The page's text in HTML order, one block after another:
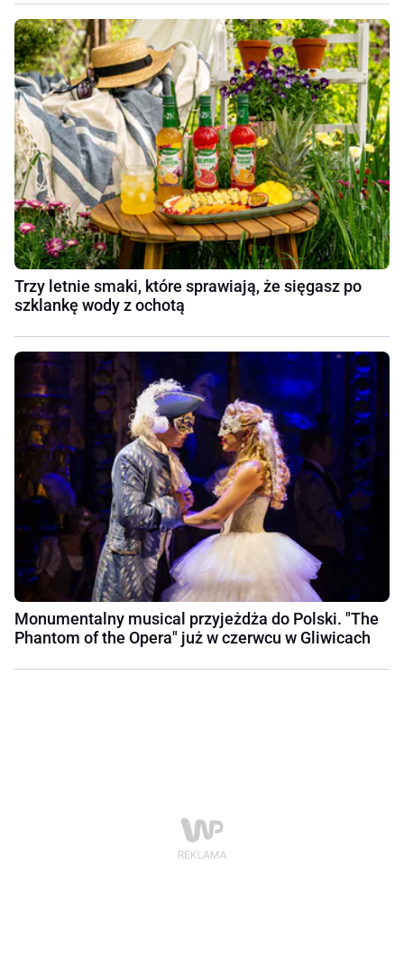
Trzy letnie smaki, które sprawiają, że sięgasz po
szklankę wody z ochotą
Monumentalny musical przyjeżdża do Polski. "The
Phantom of the Opera" już w czerwcu w Gliwicach